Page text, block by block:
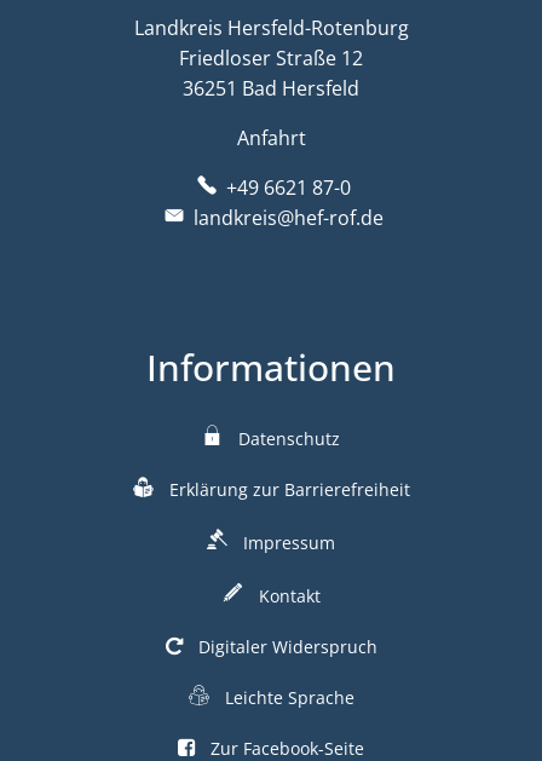
Landkreis Hersfeld-Rotenburg
Friedloser Straße 12
36251 Bad Hersfeld
Anfahrt
+49 6621 87-0
landkreis@hef-rof.de
Informationen
Datenschutz
Erklärung zur Barrierefreiheit
Impressum
Kontakt
Digitaler Widerspruch
Leichte Sprache
Zur Facebook-Seite